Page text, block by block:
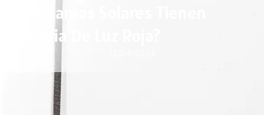
¿Las Camas Solares Tienen
Terapia De Luz Roja?